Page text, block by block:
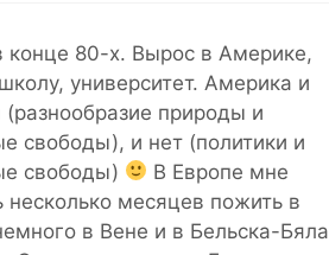
конце 80-х. Вырос в Америке,
университет. Америка и
(разнообразие природы и
свободы), и нет (политики и
свободы)
В Европе мне
несколько месяцев пожить в
в Вене и в Бельска-Бяла